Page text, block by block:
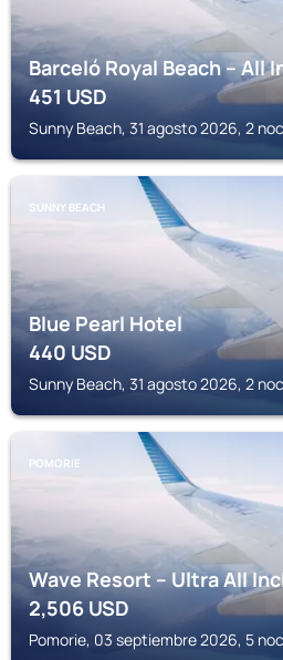
Barceló Royal Beach – All
451USD
Sunny Beach, 31 agosto 2026, 2
SUNNY BEACH
Blue Pearl Hotel
440USD
Sunny Beach, 31 agosto 2026, 2
POMORIE
Wave Resort – Ultra All
2,506 USD
Pomorie, 03 septiembre 2026, 5